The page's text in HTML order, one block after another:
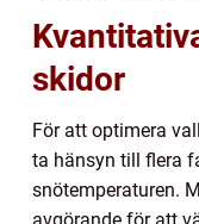
skidor
För att optimera
ta hänsyn till flera
snötemperaturen.